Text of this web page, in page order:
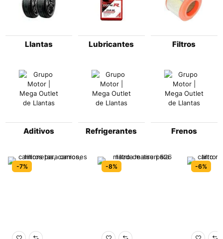
Llantas Lubricantes Filtros
Aditivos Refrigerantes Frenos
-7% -8% -6%